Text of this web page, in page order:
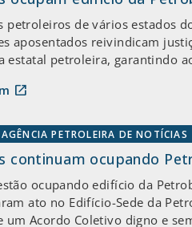
petroleiros de vários estados
aposentados reivindicam
estatal petroleira, garantindo
open_in_new
AGÊNCIA PETROLEIRA DE NOTÍCIAS
continuam ocupando
ocupando edifício da
ato no Edifício-Sede da
um Acordo Coletivo digno e